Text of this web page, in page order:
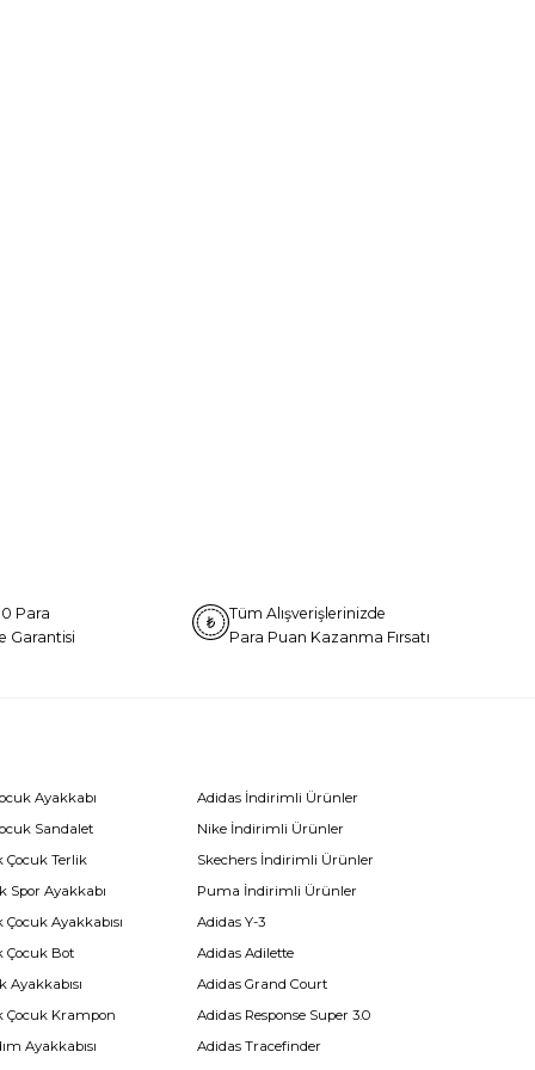
Para
Garantisi
Tüm Alışverişlerinizde
Para Puan Kazanma Fırsatı
Ayakkabı
Sandalet
Çocuk Terlik
Spor Ayakkabı
Çocuk Ayakkabısı
Çocuk Bot
Ayakkabısı
Çocuk Krampon
Ayakkabısı
Adidas İndirimli Ürünler
Nike İndirimli Ürünler
Skechers İndirimli Ürünler
Puma İndirimli Ürünler
Adidas Y-3
Adidas Adilette
Adidas Grand Court
Adidas Response Super 3.0
Adidas Tracefinder